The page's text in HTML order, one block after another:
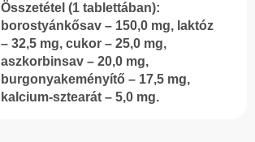
Összetétel (1 tablettában):
borostyánkősav – 150,0 mg, laktóz
– 32,5 mg, cukor – 25,0 mg,
aszkorbinsav – 20,0 mg,
burgonyakeményítő – 17,5 mg,
kalcium-sztearát – 5,0 mg.